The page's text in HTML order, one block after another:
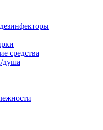
средства
душа